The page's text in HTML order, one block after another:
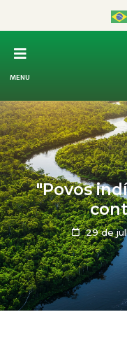
MENU
"Povos
29 de